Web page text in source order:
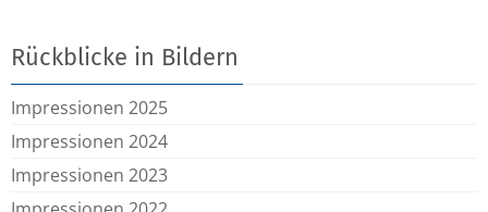
Rückblicke in Bildern
Impressionen 2025
Impressionen 2024
Impressionen 2023